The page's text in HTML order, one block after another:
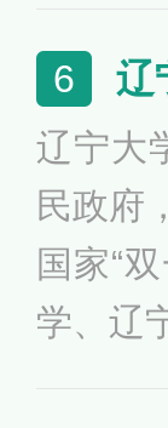
于美丽
平方米
6 辽
辽宁大
民政府
国家“
学、辽